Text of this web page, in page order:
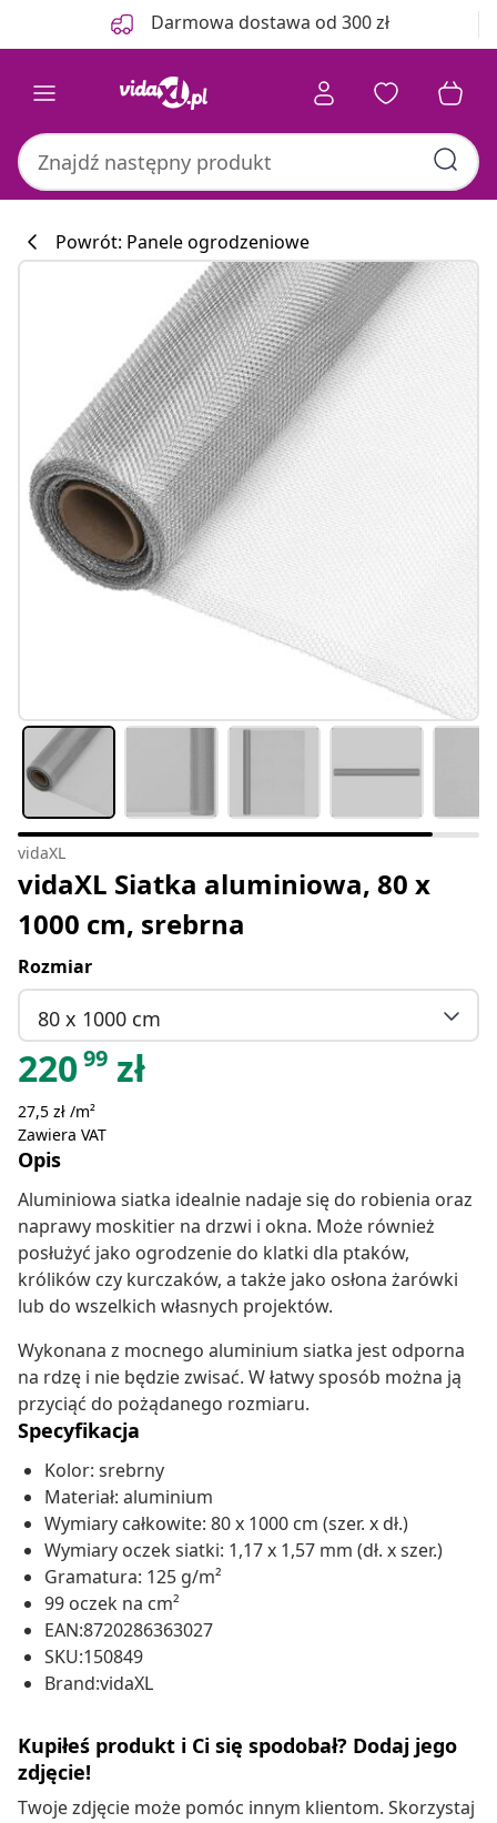
Darmowa dostawa od 300 zł
Powrót: Panele ogrodzeniowe
vidaXL
vidaXL Siatka aluminiowa, 80 x
1000 cm, srebrna
Rozmiar
80 x 1000 cm
22099 zł
27,5 zł /m²
Zawiera VAT
Opis
Aluminiowa siatka idealnie nadaje się do robienia oraz
naprawy moskitier na drzwi i okna. Może również
posłużyć jako ogrodzenie do klatki dla ptaków,
królików czy kurczaków, a także jako osłona żarówki
lub do wszelkich własnych projektów.
Wykonana z mocnego aluminium siatka jest odporna
na rdzę i nie będzie zwisać. W łatwy sposób można ją
przyciąć do pożądanego rozmiaru.
Specyfikacja
Kolor: srebrny
Materiał: aluminium
Wymiary całkowite: 80 x 1000 cm (szer. x dł.)
Wymiary oczek siatki: 1,17 x 1,57 mm (dł. x szer.)
Gramatura: 125 g/m²
99 oczek na cm²
EAN:8720286363027
SKU:150849
Brand:vidaXL
Kupiłeś produkt i Ci się spodobał? Dodaj jego
zdjęcie!
Twoje zdjęcie może pomóc innym klientom. Skorzystaj